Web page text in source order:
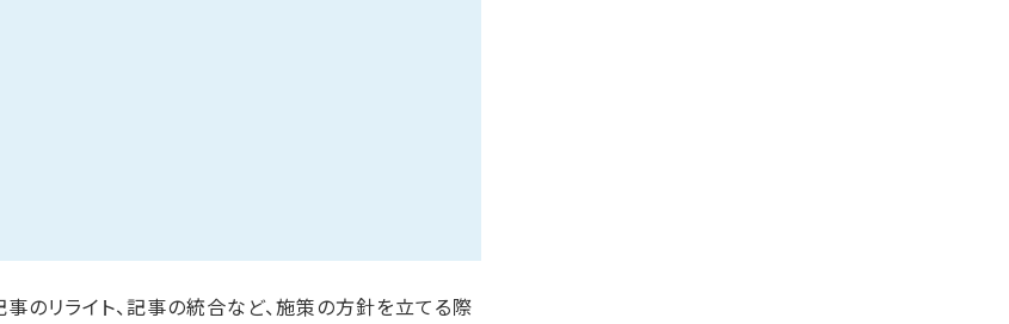
のリライト、記事の統合など、施策の方針を立てる際